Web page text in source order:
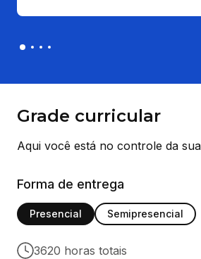
Grade curricular
Aqui você está no controle da
Forma de entrega
Presencial Semipresencial
3620 horas totais